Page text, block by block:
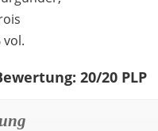
vol.
20/20 PLP